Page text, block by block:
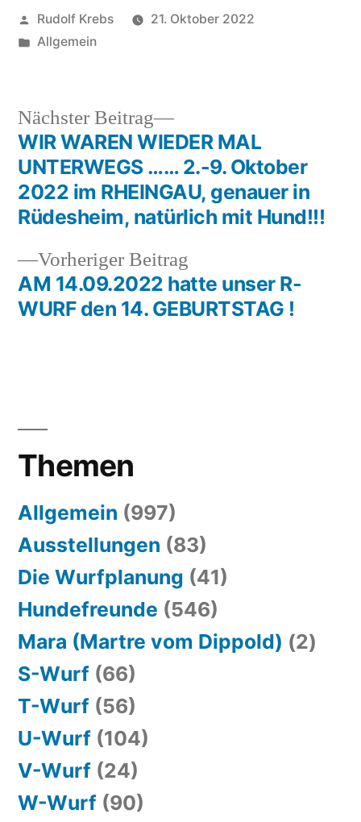
Veröffentlicht
von
Rudolf Krebs
21. Oktober 2022
Veröffentlicht
Allgemein
Beitragsnavigation
Vorheriger Beitrag
Beitrag:
AM 14.09.2022 hatte unser R-
WURF den 14. GEBURTSTAG !
Nächster Beitrag
Nächster
Beitrag:
WIR WAREN WIEDER MAL
UNTERWEGS …… 2.-9. Oktober
2022 im RHEINGAU, genauer in
Rüdesheim, natürlich mit Hund!!!
Themen
Allgemein (997)
Ausstellungen (83)
Die Wurfplanung (41)
Hundefreunde (546)
Mara (Martre vom Dippold) (2)
S-Wurf (66)
T-Wurf (56)
U-Wurf (104)
V-Wurf (24)
W-Wurf (90)